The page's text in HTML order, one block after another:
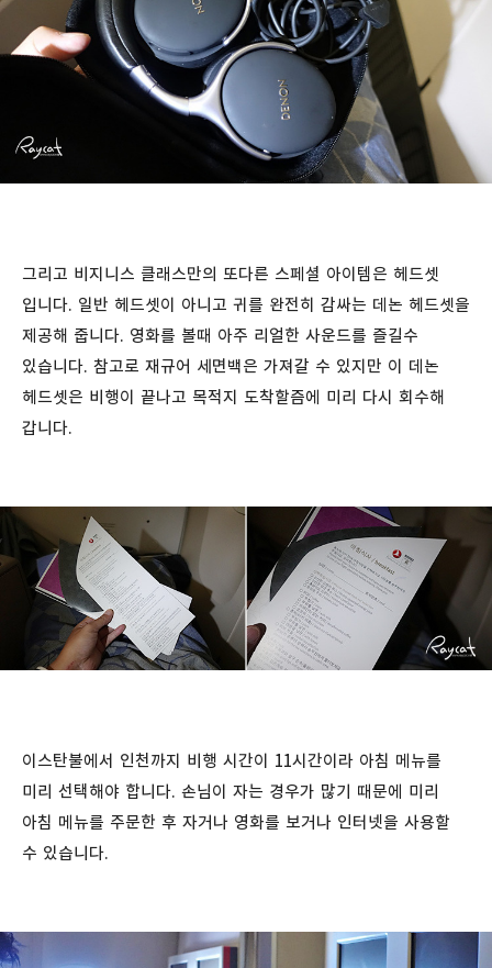
그리고 비지니스 클래스만의 또다른 스페셜 아이템은 헤드셋
입니다. 일반 헤드셋이 아니고 귀를 완전히 감싸는 데논 헤드셋을
제공해 줍니다. 영화를 볼때 아주 리얼한 사운드를 즐길수
있습니다. 참고로 재규어 세면백은 가져갈 수 있지만 이 데논
헤드셋은 비행이 끝나고 목적지 도착할즘에 미리 다시 회수해
갑니다.
이스탄불에서 인천까지 비행 시간이 11시간이라 아침 메뉴를
미리 선택해야 합니다. 손님이 자는 경우가 많기 때문에 미리
아침 메뉴를 주문한 후 자거나 영화를 보거나 인터넷을 사용할
수 있습니다.